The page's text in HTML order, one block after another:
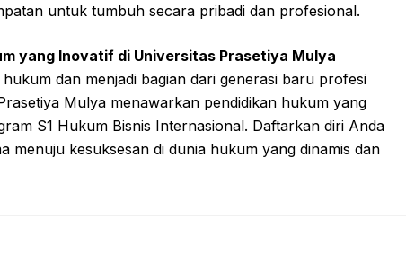
untuk tumbuh secara pribadi dan profesional.
yang Inovatif di Universitas Prasetiya Mulya
dan menjadi bagian dari generasi baru profesi
Mulya menawarkan pendidikan hukum yang
S1 Hukum Bisnis Internasional. Daftarkan diri Anda
menuju kesuksesan di dunia hukum yang dinamis dan